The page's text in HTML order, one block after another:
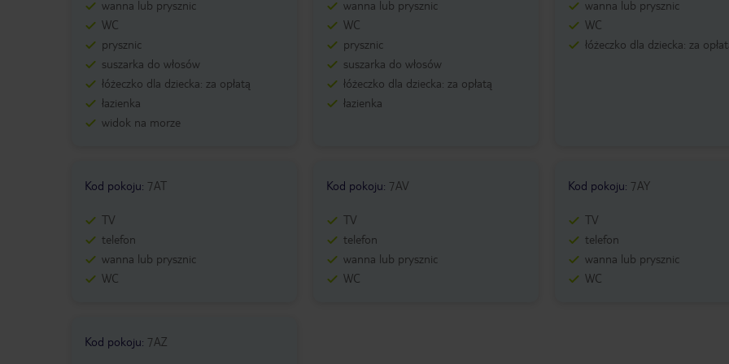
wanna lub prysznic
WC
prysznic
suszarka do włosów
łóżeczko dla dziecka: za opłatą
łazienka
widok na morze
wanna lub prysznic
WC
prysznic
suszarka do włosów
łóżeczko dla dziecka: za opłatą
łazienka
wanna lub prysznic
WC
łóżeczko dla dziecka: za
Kod pokoju: 7AT
TV
telefon
wanna lub prysznic
WC
Kod pokoju: 7AV
TV
telefon
wanna lub prysznic
WC
Kod pokoju: 7AY
TV
telefon
wanna lub prysznic
WC
Kod pokoju: 7AZ